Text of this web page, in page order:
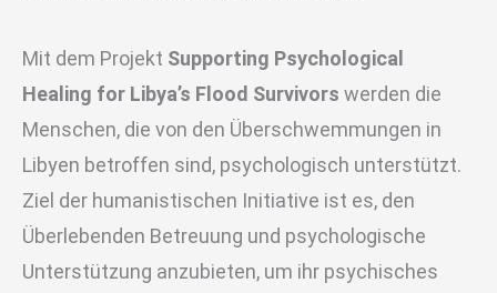
Mit dem Projekt Supporting Psychological
Healing for Libya’s Flood Survivors werden die
Menschen, die von den Überschwemmungen in
Libyen betroffen sind, psychologisch unterstützt.
Ziel der humanistischen Initiative ist es, den
Überlebenden Betreuung und psychologische
Unterstützung anzubieten, um ihr psychisches